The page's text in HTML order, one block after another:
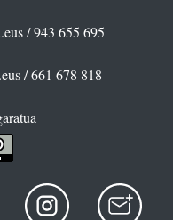
/ 943 655 695
/ 661 678 818